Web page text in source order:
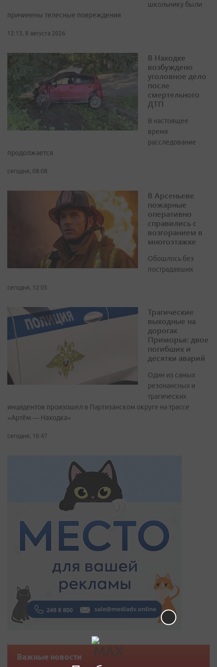
школьнику были
причинены телесные повреждения
12:13, 8 августа 2026
В Находке
возбуждено
уголовное дело
после
смертельного
ДТП
В настоящее
время
расследование
продолжается
сегодня, 08:08
В Арсеньеве
пожарные
оперативно
справились с
возгоранием в
многоэтажке
Обошлось без
пострадавших
сегодня, 12:05
Трагические
выходные на
дорогах
Приморья: двое
погибших и
десятки аварий
Один из самых
резонансных и
трагических
инцидентов произошел в Партизанском округе на трассе
«Артём — Находка»
сегодня, 16:47
Важные новости